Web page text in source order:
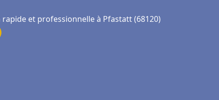
et professionnelle à Pfastatt (68120)